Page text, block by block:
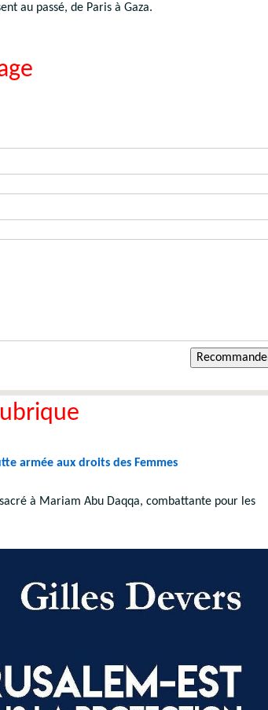
au passé, de Paris à Gaza.
armée aux droits des Femmes
à Mariam Abu Daqqa, combattante pour les